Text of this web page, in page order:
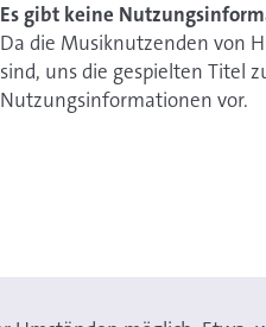
Es gibt keine
​​​​​​​Da die Musiknutzenden von
sind, uns die gespielten Titel
Nutzungsinformationen vor.